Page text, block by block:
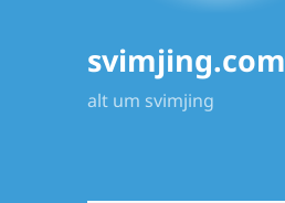
svimjing.com
alt um svimjing